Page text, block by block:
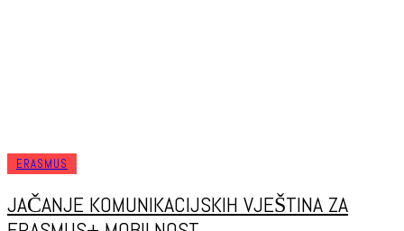
ERASMUS
JAČANJE KOMUNIKACIJSKIH VJEŠTINA ZA